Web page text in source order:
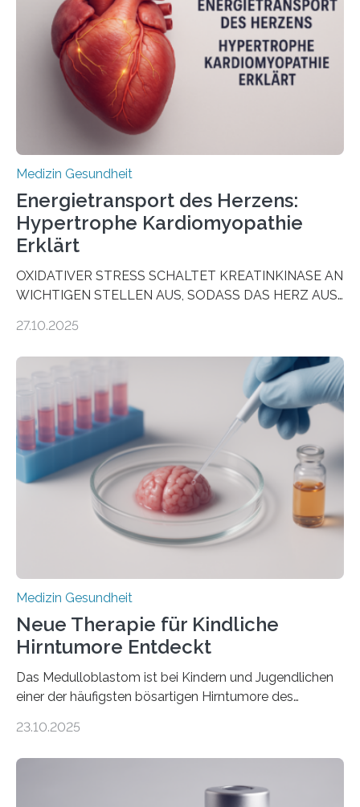
vorab zu prüfen, welche Medikamente am besten
wirken. Dabei wurde ein Eiweiß identifiziert, das künftig
als Biomarker für die Wahl der passenden Therapie
dienen könnte. Darmkrebs zählt weltweit zu den
häufigsten Krebsarten und stellt…
Medizin Gesundheit
Energietransport des Herzens:
Hypertrophe Kardiomyopathie
Erklärt
OXIDATIVER STRESS SCHALTET KREATINKINASE AN
WICHTIGEN STELLEN AUS, SODASS DAS HERZ AUS
aus dem Deutschen Zentrum für Herzinsuffizienz
im Journal Circulation, warum der Energietransport bei
der Hypertrophen Kardiomyopathie (HCM) versagen
kann und wie sich durch eine Verringerung der
Herzbelastung und des oxidativen Stresses
Rhythmusstörungen reduzieren lassen. Würzburg. Die
hypertrophe Kardiomyopathie (HCM) ist die häufigste
erblich bedingte Herzerkrankung. Sie führt dazu, dass
sich die linke Herzkammer verdickt, der Herzmuskel zu
stark kontrahiert…
27.10.2025
Medizin Gesundheit
Neue Therapie für Kindliche
Hirntumore Entdeckt
Das Medulloblastom ist bei Kindern und Jugendlichen
einer der häufigsten bösartigen Hirntumore des
Betroffenen können mit heutigen Methoden geheilt
Dringend benötigt werden zielgerichtete Therapien, die
23.10.2025